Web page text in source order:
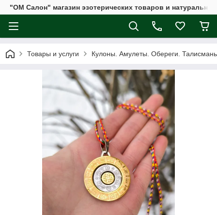
"ОМ Салон" магазин эзотерических товаров и
Товары и услуги Кулоны. Амулеты. Обереги.